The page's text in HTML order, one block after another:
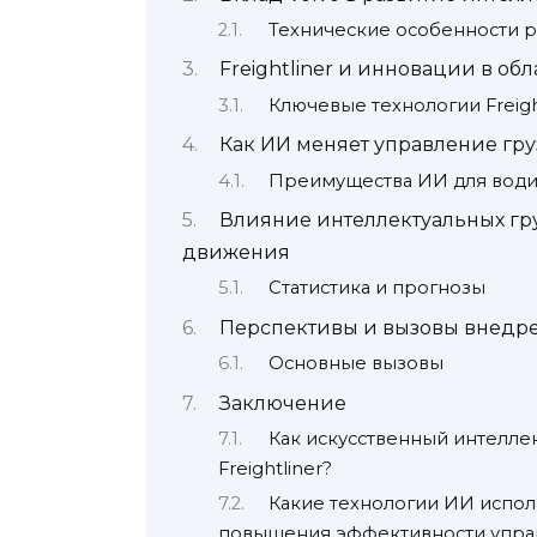
Технические особенности
Freightliner и инновации в
Ключевые технологии
Как ИИ меняет управление
Преимущества ИИ для
Влияние интеллектуальных
движения
Статистика и прогнозы
Перспективы и вызовы
Основные вызовы
Заключение
Как искусственный
Freightliner?
Какие технологии ИИ